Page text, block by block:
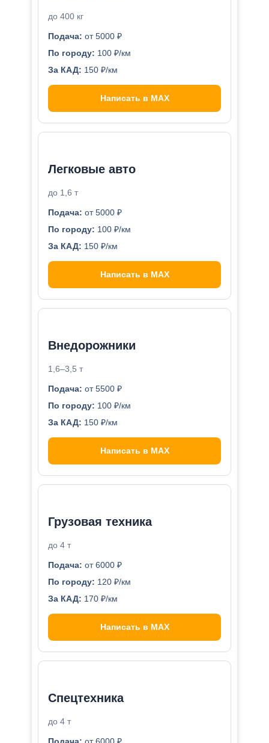
до 400 кг
Подача: от 5000 ₽
По городу: 100 ₽/км
За КАД: 150 ₽/км
Написать в MAX
Легковые авто
до 1,6 т
Подача: от 5000 ₽
По городу: 100 ₽/км
За КАД: 150 ₽/км
Написать в MAX
Внедорожники
1,6–3,5 т
Подача: от 5500 ₽
По городу: 100 ₽/км
За КАД: 150 ₽/км
Написать в MAX
Грузовая техника
до 4 т
Подача: от 6000 ₽
По городу: 120 ₽/км
За КАД: 170 ₽/км
Написать в MAX
Спецтехника
до 4 т
Подача: от 6000 ₽